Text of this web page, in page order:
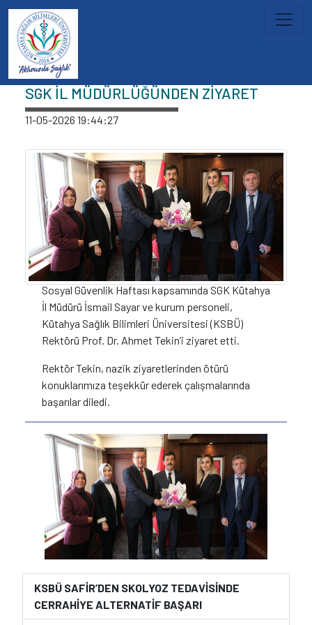
İçeriğe atla
Haberler
SGK İL MÜDÜRLÜĞÜNDEN ZİYARET
11-05-2026 19:44:27
Sosyal Güvenlik Haftası kapsamında SGK Kütahya
İl Müdürü İsmail Sayar ve kurum personeli,
Kütahya Sağlık Bilimleri Üniversitesi (KSBÜ)
Rektörü Prof. Dr. Ahmet Tekin’i ziyaret etti.
Rektör Tekin, nazik ziyaretlerinden ötürü
konuklarımıza teşekkür ederek çalışmalarında
başarılar diledi.
KSBÜ SAFİR’DEN SKOLYOZ TEDAVİSİNDE
CERRAHİYE ALTERNATİF BAŞARI